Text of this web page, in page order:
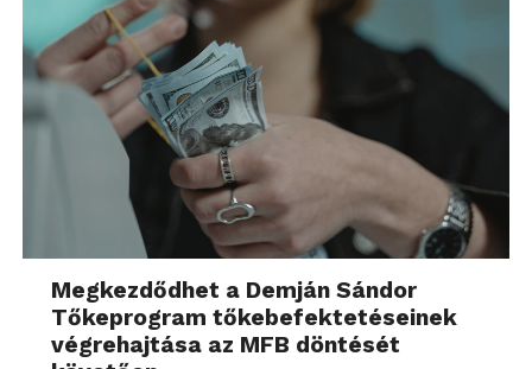
Megkezdődhet a Demján Sándor
Tőkeprogram tőkebefektetéseinek
végrehajtása az MFB döntését